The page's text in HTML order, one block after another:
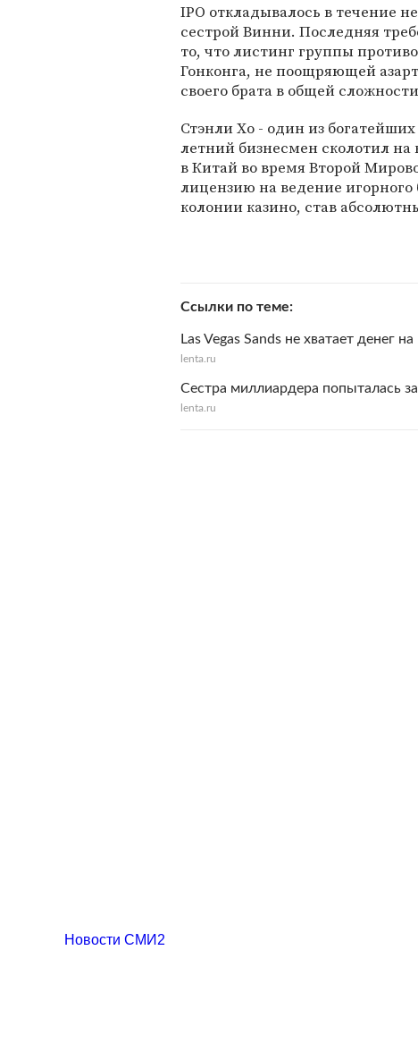
IPO откладывалось в течение
сестрой Винни. Последняя
то, что листинг группы
Гонконга, не поощряющей
своего брата в общей
Стэнли Хо - один из
летний бизнесмен сколотил
в Китай во время Второй
лицензию на ведение
колонии казино, став
Ссылки по теме
Las Vegas Sands не хватает денег
lenta.ru
Сестра миллиардера попыталась
lenta.ru
Новости СМИ2